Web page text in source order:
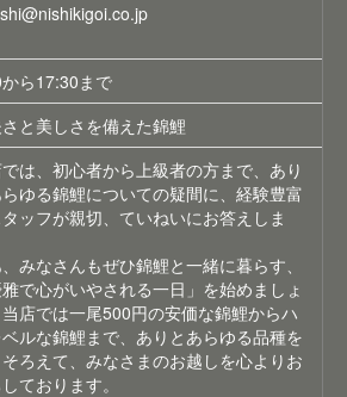
ら17:30まで
と美しさを備えた錦鯉
は、初心者から上級者の方まで、あり
らゆる錦鯉についての疑間に、経験豊富
ッフが親切、ていねいにお答えしま
みなさんもぜひ錦鯉と一緒に暮らす、
雅で心がいやされる一日」を始めましょ
当店では一尾500円の安価な錦鯉からハ
ルな錦鯉まで、ありとあらゆる品種を
ろえて、みなさまのお越しを心よりお
ております。